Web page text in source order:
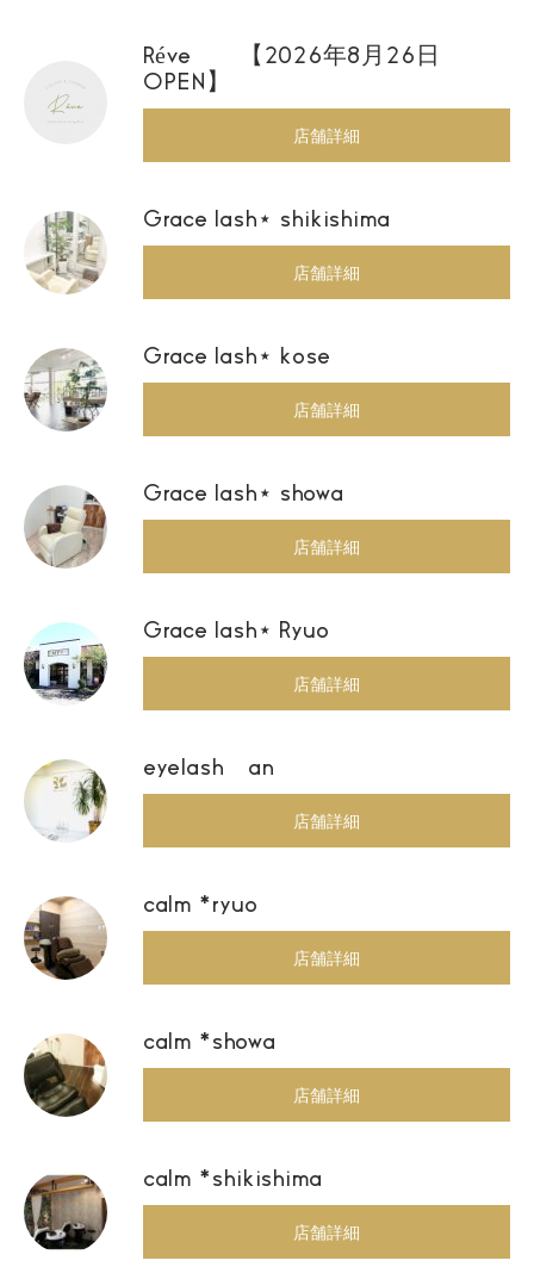
Réve 【2026年8月26日
OPEN】
店舗詳細
Grace lash⋆ shikishima
店舗詳細
Grace lash⋆ kose
店舗詳細
Grace lash⋆ showa
店舗詳細
Grace lash⋆ Ryuo
店舗詳細
eyelash an
店舗詳細
calm *ryuo
店舗詳細
calm *showa
店舗詳細
calm *shikishima
店舗詳細